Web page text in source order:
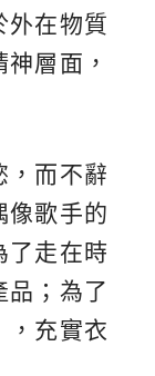
外在物質
層面，
，而不辭
像歌手的
了走在時
品；為了
，充實衣